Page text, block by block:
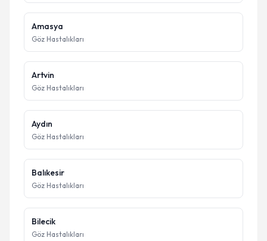
Amasya
Göz Hastalıkları
Artvin
Göz Hastalıkları
Aydın
Göz Hastalıkları
Balıkesir
Göz Hastalıkları
Bilecik
Göz Hastalıkları